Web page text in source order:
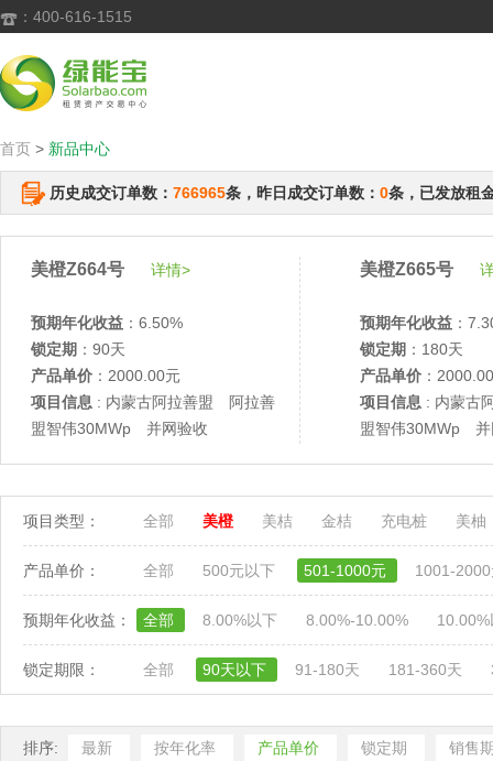
 ：400-616-1515
首页 > 新品中心
历史成交订单数： 766965条，昨日成交订单数： 0条，已发放租
美橙Z664号 详情>
预期年化收益 ：6.50%
锁定期 ：90天
产品单价 ：2000.00元
项目信息 : 内蒙古阿拉善盟 阿拉善
盟智伟30MWp 并网验收
美橙Z665号
预期年化收益 ：
锁定期 ：180天
产品单价 ：
项目信息 : 内蒙古
盟智伟30MWp 并
项目类型： 全部 美橙 美桔 金桔 充电桩 美柚
产品单价： 全部 500元以下 501-1000元 1001-
预期年化收益： 全部 8.00%以下 8.00%-10.00%
锁定期限： 全部 90天以下 91-180天 181-360天
排序: 最新 按年化率 产品单价 锁定期 销售